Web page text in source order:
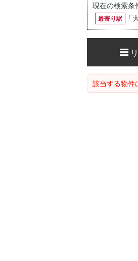
現在の検索条
最寄り駅
「
該当する物件